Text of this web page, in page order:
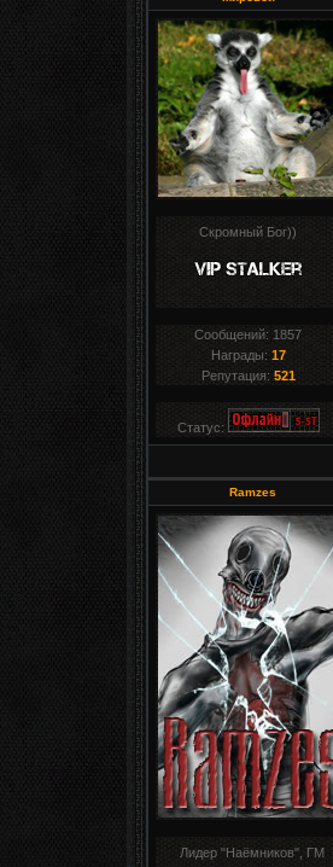
Скромный Бог))
Сообщений: 1857
Награды: 17
Репутация: 521
Статус:
Ramzes
Лидер "Наёмников", ГМ